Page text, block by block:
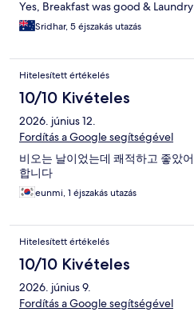
Yes, Breakfast was good &
Sridhar, 5 éjszakás utazás
Hitelesített értékelés
10/10 Kivételes
2026. június 12.
Fordítás a Google segítségével
비오는 날이었는데 쾌적하고 좋았
합니다
eunmi, 1 éjszakás utazás
Hitelesített értékelés
10/10 Kivételes
2026. június 9.
Fordítás a Google segítségével